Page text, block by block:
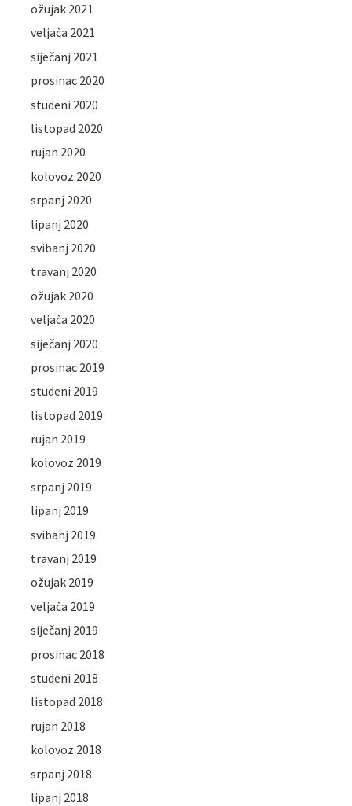
ožujak 2021
veljača 2021
siječanj 2021
prosinac 2020
studeni 2020
listopad 2020
rujan 2020
kolovoz 2020
srpanj 2020
lipanj 2020
svibanj 2020
travanj 2020
ožujak 2020
veljača 2020
siječanj 2020
prosinac 2019
studeni 2019
listopad 2019
rujan 2019
kolovoz 2019
srpanj 2019
lipanj 2019
svibanj 2019
travanj 2019
ožujak 2019
veljača 2019
siječanj 2019
prosinac 2018
studeni 2018
listopad 2018
rujan 2018
kolovoz 2018
srpanj 2018
lipanj 2018